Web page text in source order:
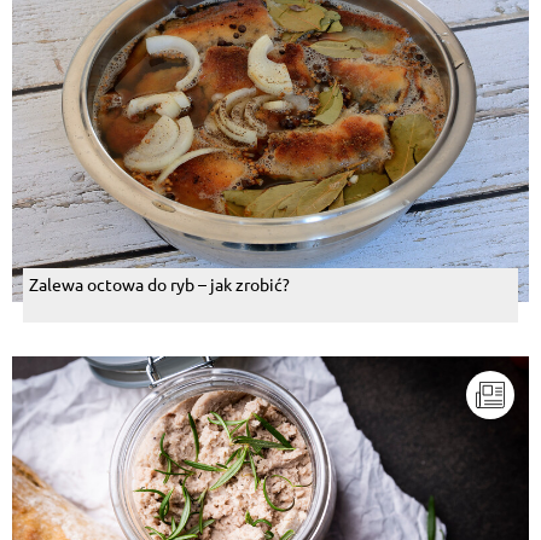
Zalewa octowa do ryb – jak zrobić?